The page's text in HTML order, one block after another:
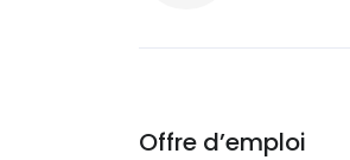
Offre d’emploi